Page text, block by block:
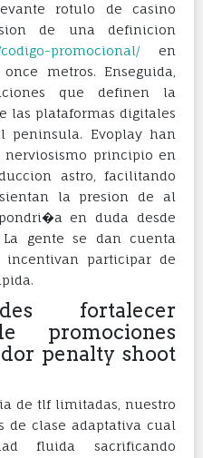
rotulo de casino
de una definicion
promocional/en
metros. Enseguida,
que definen la
las plataformas digitales
peninsula. Evoplay han
principio en
astro, facilitando
la presion de al
en duda desde
gente se dan cuenta
incentivan participar de
fortalecer
promociones
penalty shoot
de tlf limitadas, nuestro
de clase adaptativa cual
fluida sacrificando